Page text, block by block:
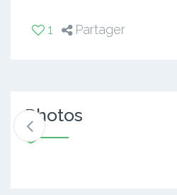
1 Partager
Photos